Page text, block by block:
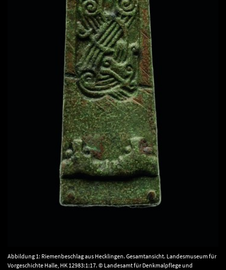
Abbildung 1: Riemenbeschlag aus Hecklingen. Gesamtansicht. Landesmuseum für
Vorgeschichte Halle, HK 12983:1:17. © Landesamt für Denkmalpflege und